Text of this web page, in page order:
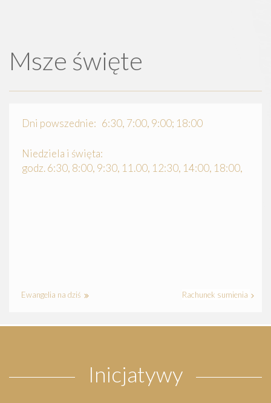
Msze święte
Dni powszednie: 6:30, 7:00, 9:00; 18:00
Niedziela i święta:
godz. 6:30, 8:00, 9:30, 11.00, 12:30, 14:00, 18:00,
Ewangelia na dziś Rachunek sumienia
Inicjatywy